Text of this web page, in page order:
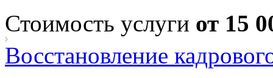
Стоимость услуги от 15
Восстановление